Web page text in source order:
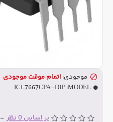
بر اساس 0 نظر -
موجودی: اتمام موقت موجودی
MODEL:
ICL7667CPA-DIP